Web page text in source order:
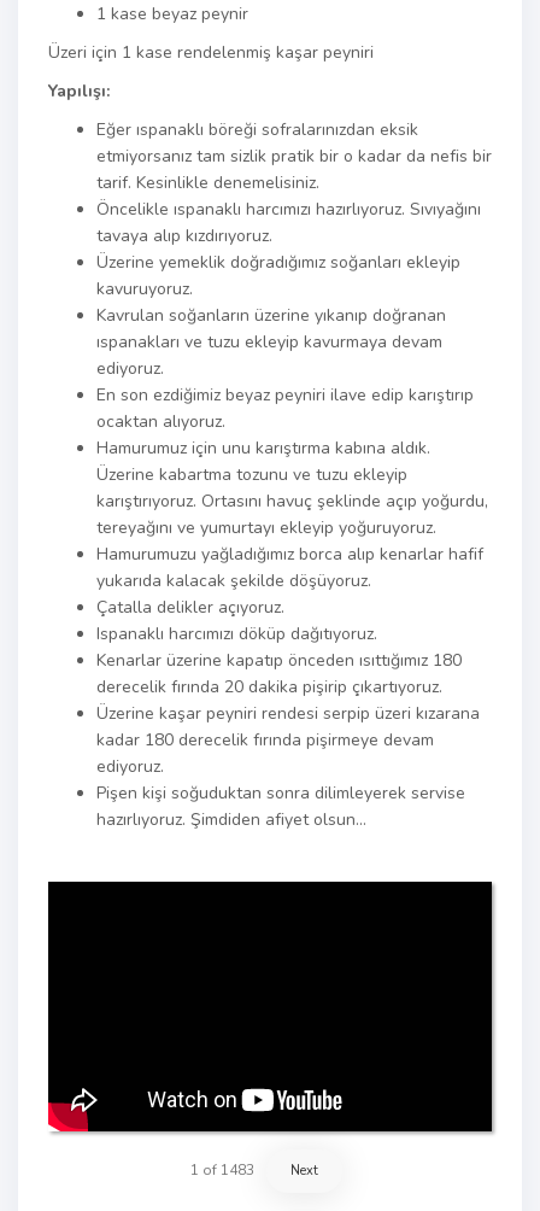
1 kase beyaz peynir
Üzeri için 1 kase rendelenmiş kaşar peyniri
Yapılışı:
Eğer ıspanaklı böreği sofralarınızdan eksik
etmiyorsanız tam sizlik pratik bir o kadar da nefis bir
tarif. Kesinlikle denemelisiniz.
Öncelikle ıspanaklı harcımızı hazırlıyoruz. Sıvıyağını
tavaya alıp kızdırıyoruz.
Üzerine yemeklik doğradığımız soğanları ekleyip
kavuruyoruz.
Kavrulan soğanların üzerine yıkanıp doğranan
ıspanakları ve tuzu ekleyip kavurmaya devam
ediyoruz.
En son ezdiğimiz beyaz peyniri ilave edip karıştırıp
ocaktan alıyoruz.
Hamurumuz için unu karıştırma kabına aldık.
Üzerine kabartma tozunu ve tuzu ekleyip
karıştırıyoruz. Ortasını havuç şeklinde açıp yoğurdu,
tereyağını ve yumurtayı ekleyip yoğuruyoruz.
Hamurumuzu yağladığımız borca alıp kenarlar hafif
yukarıda kalacak şekilde döşüyoruz.
Çatalla delikler açıyoruz.
Ispanaklı harcımızı döküp dağıtıyoruz.
Kenarlar üzerine kapatıp önceden ısıttığımız 180
derecelik fırında 20 dakika pişirip çıkartıyoruz.
Üzerine kaşar peyniri rendesi serpip üzeri kızarana
kadar 180 derecelik fırında pişirmeye devam
ediyoruz.
Pişen kişi soğuduktan sonra dilimleyerek servise
hazırlıyoruz. Şimdiden afiyet olsun…
1 of 1483 Next